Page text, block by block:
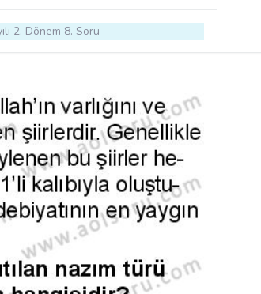
2. Dönem 8. Soru